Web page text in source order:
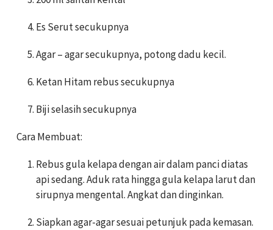
Es Serut secukupnya
Agar – agar secukupnya, potong dadu kecil.
Ketan Hitam rebus secukupnya
Biji selasih secukupnya
Cara Membuat:
Rebus gula kelapa dengan air dalam panci diatas
api sedang. Aduk rata hingga gula kelapa larut dan
sirupnya mengental. Angkat dan dinginkan.
Siapkan agar-agar sesuai petunjuk pada kemasan.